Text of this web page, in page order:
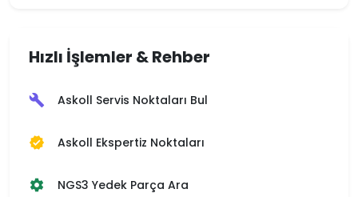
Hızlı İşlemler & Rehber
build Askoll Servis Noktaları Bul
verified Askoll Ekspertiz Noktaları
settings NGS3 Yedek Parça Ara